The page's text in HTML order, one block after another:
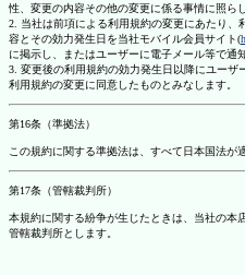
性、変更の内容その他の変更に係る事情に照ら
2. 当社は前項による利用規約の変更にあたり
容とその効力発生日を当社モバイル会員サイト(
に掲示し、またはユーザーに電子メール等で通
3. 変更後の利用規約の効力発生日以降にユーザ
利用規約の変更に同意したものとみなします。
第16条（準拠法）
この規約に関する準拠法は、すべて日本国法が
第17条（管轄裁判所）
本規約に関する紛争が生じたときは、当社の本
管轄裁判所とします。